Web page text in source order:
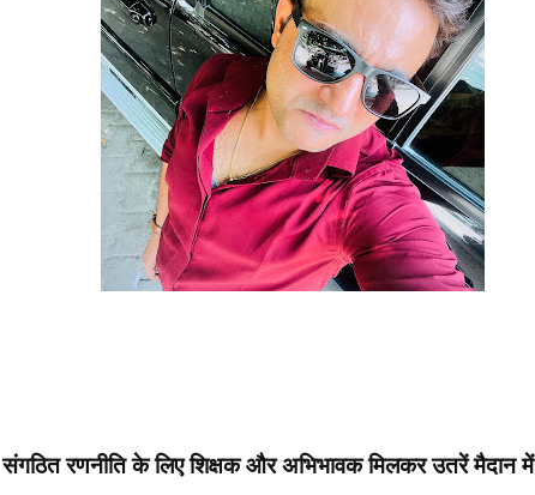
संगठित रणनीति के लिए शिक्षक और अभिभावक मिलकर उतरें मैदान में